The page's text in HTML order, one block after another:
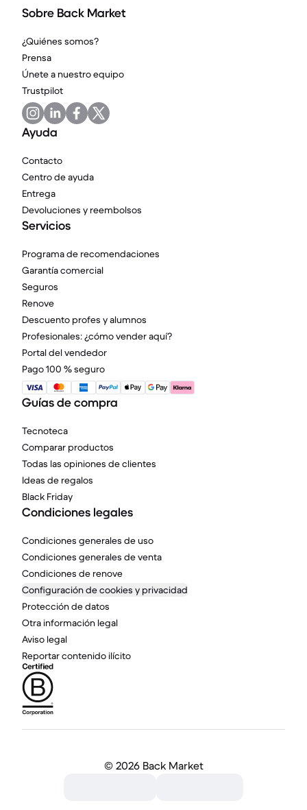
Sobre Back Market
¿Quiénes somos?
Prensa
Únete a nuestro equipo
Trustpilot
Ayuda
Contacto
Centro de ayuda
Entrega
Devoluciones y reembolsos
Servicios
Programa de recomendaciones
Garantía comercial
Seguros
Renove
Descuento profes y alumnos
Profesionales: ¿cómo vender aquí?
Portal del vendedor
Pago 100 % seguro
Guías de compra
Tecnoteca
Comparar productos
Todas las opiniones de clientes
Ideas de regalos
Black Friday
Condiciones legales
Condiciones generales de uso
Condiciones generales de venta
Condiciones de renove
Configuración de cookies y privacidad
Protección de datos
Otra información legal
Aviso legal
Reportar contenido ilícito
© 2026 Back Market